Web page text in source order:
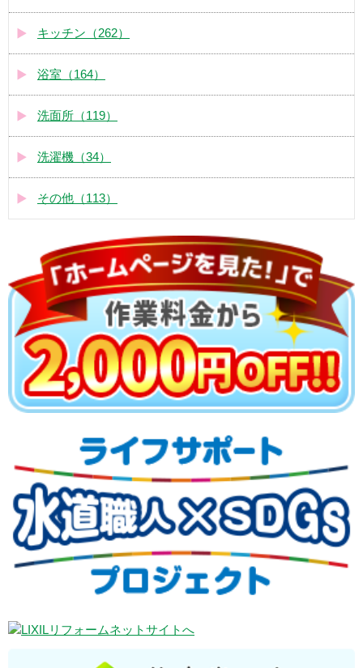
キッチン（262）
浴室（164）
洗面所（119）
洗濯機（34）
その他（113）